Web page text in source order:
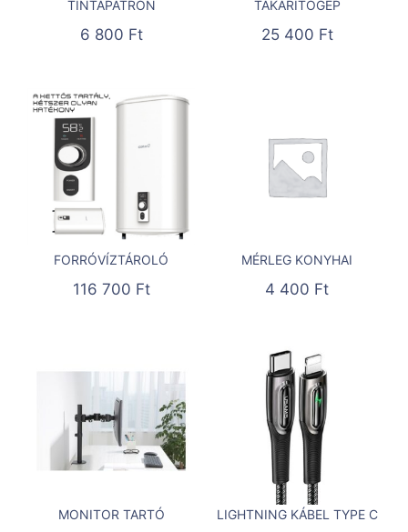
TINTAPATRON
6 800 Ft
TAKARÍTÓGÉP
25 400 Ft
FORRÓVÍZTÁROLÓ
116 700 Ft
MÉRLEG KONYHAI
4 400 Ft
MONITOR TARTÓ LIGHTNING KÁBEL TYPE C